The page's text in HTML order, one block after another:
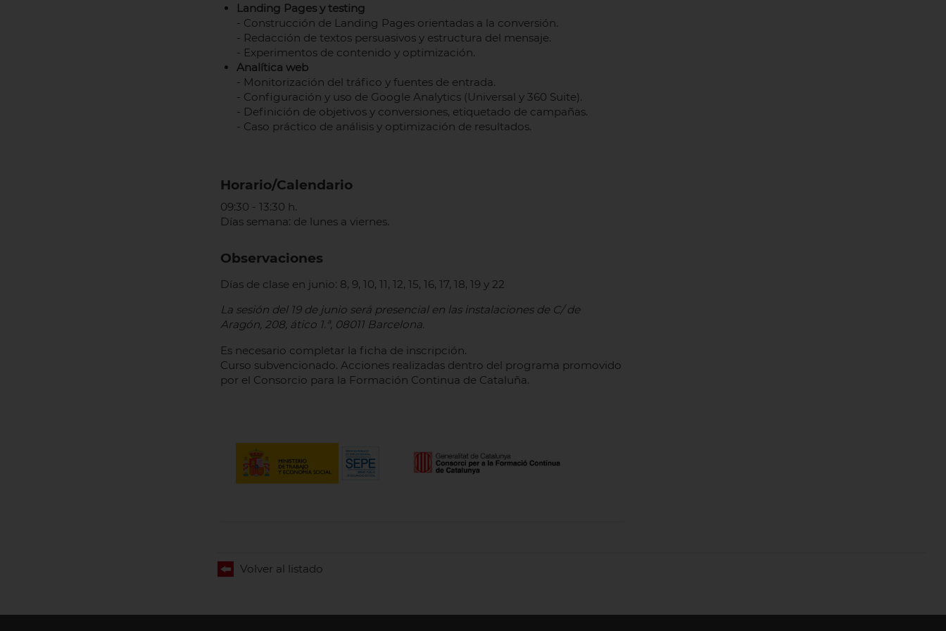
Landing Pages y testing
- Construcción de Landing Pages orientadas a la conversión.
- Redacción de textos persuasivos y estructura del mensaje.
- Experimentos de contenido y optimización.
Analítica web
- Monitorización del tráfico y fuentes de entrada.
- Configuración y uso de Google Analytics (Universal y 360 Suite).
- Definición de objetivos y conversiones, etiquetado de campañas.
- Caso práctico de análisis y optimización de resultados.
Horario/Calendario
09:30 - 13:30 h.
Días semana: de lunes a viernes.
Observaciones
Días de clase en junio: 8, 9, 10, 11, 12, 15, 16, 17, 18, 19 y 22
La sesión del 19 de junio será presencial en las instalaciones de C/ de
Aragón, 208, ático 1.ª, 08011 Barcelona.
Es necesario completar la ficha de inscripción.
Curso subvencionado. Acciones realizadas dentro del programa promovido
por el Consorcio para la Formación Continua de Cataluña.
Volver al listado